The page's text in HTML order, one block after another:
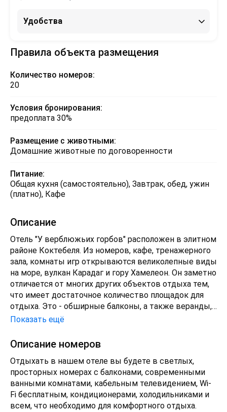
Удобства
Правила объекта размещения
Количество номеров:
20
Условия бронирования:
предоплата 30%
Размещение с животными:
Домашние животные по договоренности
Питание:
Общая кухня (самостоятельно), Завтрак, обед, ужин
(платно), Кафе
Описание
Отель "У верблюжьих горбов" расположен в элитном
районе Коктебеля. Из номеров, кафе, тренажерного
зала, комнаты игр открываются великолепные виды
на море, вулкан Карадаг и гору Хамелеон. Он заметно
отличается от многих других объектов отдыха тем,
что имеет достаточное количество площадок для
отдыха. Это - обширные балконы, а также веранды,
соответственно каждому этажу, на них
приготовления пищи, четыре зоны барбекю, детская
площадка, тренажеры, большие шахматы ДЛЯ
ВЗРОСЛЫХ, мягкие, просторные восточные
топчаны, настольный теннис, удобные столы и
стулья, подвесные кресла-качалки, располагаясь в
которых, вы можете любоваться морским и горным
пейзажами, медитировать!Вы проведёте
Показать ещё
Описание номеров
Отдыхать в нашем отеле вы будете в светлых,
просторных номерах с балконами, современными
ванными комнатами, кабельным телевидением, Wi-
Fi бесплатным, кондиционерами, холодильниками и
всем, что необходимо для комфортного отдыха.